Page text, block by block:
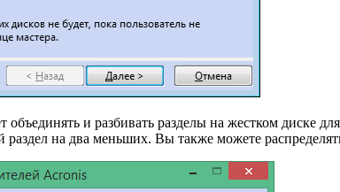
и разбивать разделы на жестком диске
на два меньших. Вы также можете